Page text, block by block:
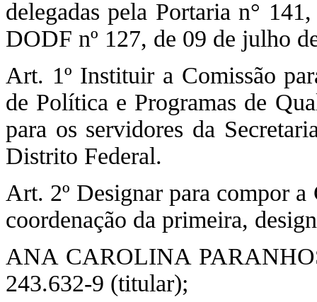
delegadas pela Portaria n°
DODF nº 127, de 09 de julho
Art. 1º Instituir a Comissão
de Política e Programas de
para os servidores da
Distrito Federal.
Art. 2º Designar para compor a
coordenação da primeira,
ANA CAROLINA
243.632-9 (titular);